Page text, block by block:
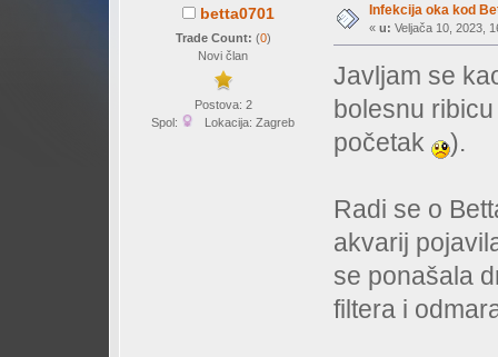
betta0701
Trade Count: (0)
Novi član
Postova: 2
Spol:
Lokacija: Zagreb
Infekcija oka kod
« u: Veljača 10, 2023,
Javljam se
bolesnu
početak
).
Radi se o
akvarij
se ponašala
filtera i